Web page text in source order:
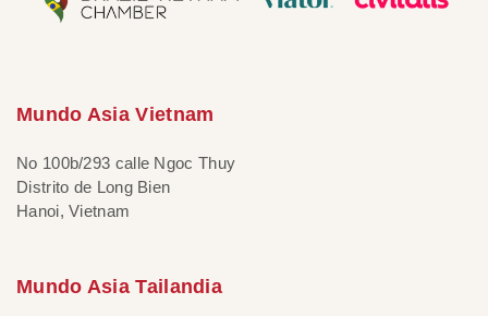
Mundo Asia Vietnam
No 100b/293 calle Ngoc Thuy
Distrito de Long Bien
Hanoi, Vietnam
Mundo Asia Tailandia